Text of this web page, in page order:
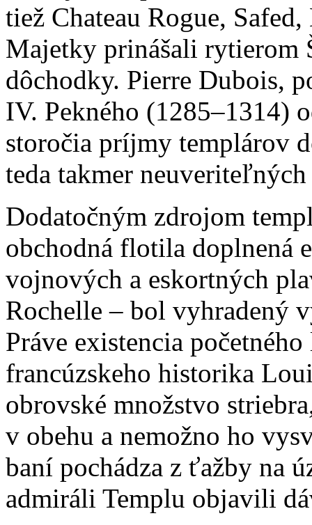
tiež Chateau Rogue,
Majetky prinášali rytierom
dôchodky. Pierre Dubois,
IV. Pekného (1285–1314)
storočia príjmy templárov
teda takmer
Dodatočným zdrojom
obchodná flotila doplnená
vojnových a eskortných
Rochelle – bol vyhradený
Práve existencia
francúzskeho historika
obrovské množstvo
v obehu a nemožno ho
baní pochádza z ťažby na
admiráli Templu objavili